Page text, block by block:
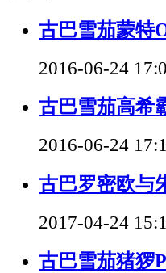
古巴雪茄蒙特
2016-06-24
古巴雪茄高希
2016-06-24
古巴罗密欧与
2017-04-24
古巴雪茄猪猡